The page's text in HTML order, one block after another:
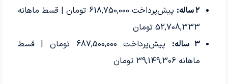
۲ ساله:
پیش‌پرداخت 618,750,000 تومان | قسط ماهانه
52,708,333 تومان
۳ ساله:
پیش‌پرداخت 687,500,000 تومان | قسط
ماهانه 39,149,306 تومان